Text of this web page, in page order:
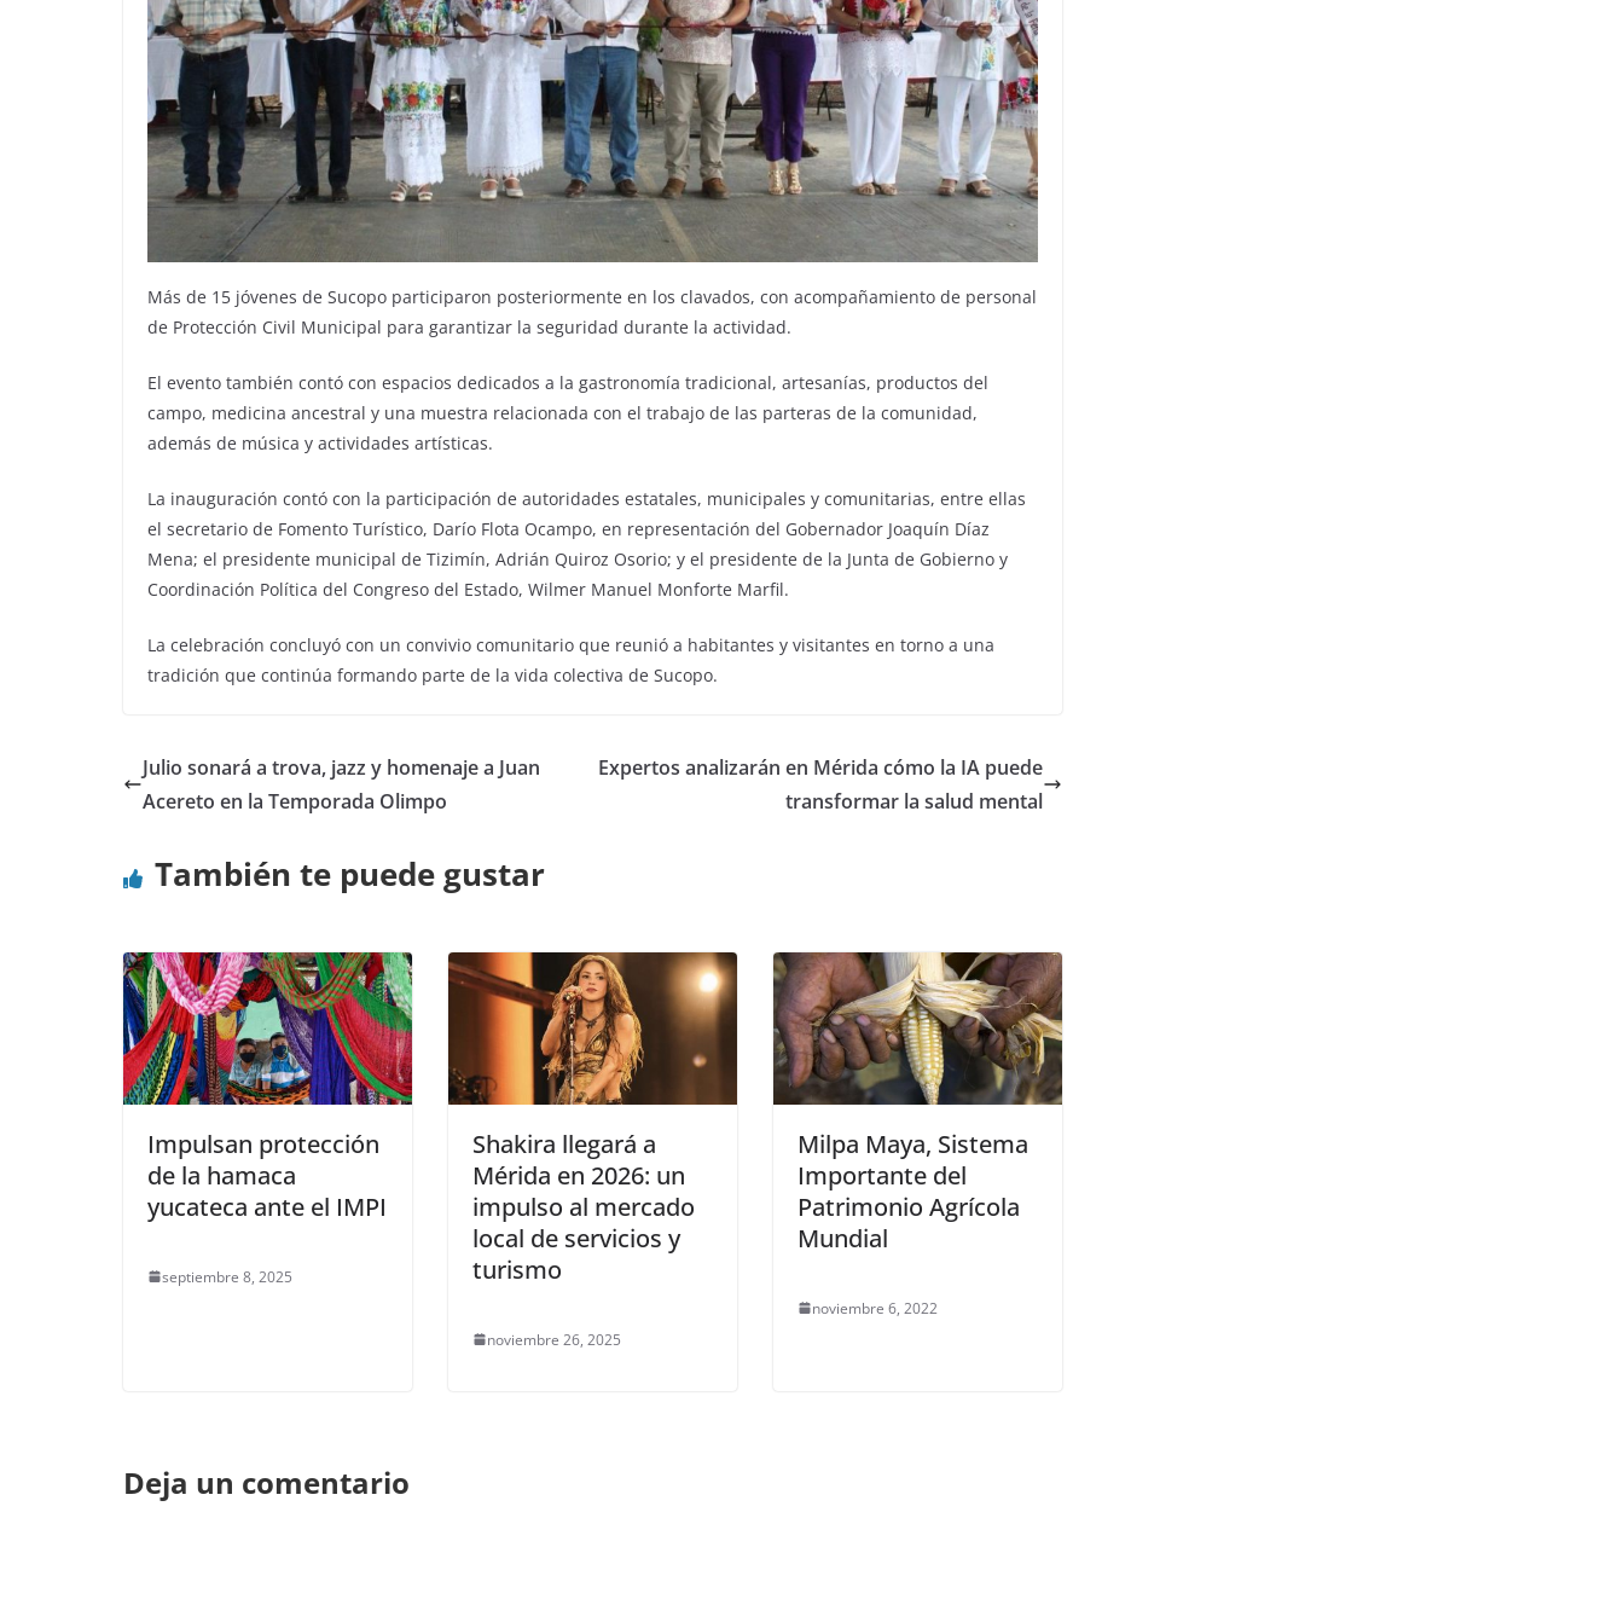
Más de 15 jóvenes de Sucopo participaron posteriormente en los clavados, con acompañamiento de personal
de Protección Civil Municipal para garantizar la seguridad durante la actividad.
El evento también contó con espacios dedicados a la gastronomía tradicional, artesanías, productos del
campo, medicina ancestral y una muestra relacionada con el trabajo de las parteras de la comunidad,
además de música y actividades artísticas.
La inauguración contó con la participación de autoridades estatales, municipales y comunitarias, entre ellas
el secretario de Fomento Turístico, Darío Flota Ocampo, en representación del Gobernador Joaquín Díaz
Mena; el presidente municipal de Tizimín, Adrián Quiroz Osorio; y el presidente de la Junta de Gobierno y
Coordinación Política del Congreso del Estado, Wilmer Manuel Monforte Marfil.
La celebración concluyó con un convivio comunitario que reunió a habitantes y visitantes en torno a una
tradición que continúa formando parte de la vida colectiva de Sucopo.
Julio sonará a trova, jazz y homenaje a Juan
Acereto en la Temporada Olimpo
Expertos analizarán en Mérida cómo la IA puede
transformar la salud mental
También te puede gustar
Impulsan protección
de la hamaca
yucateca ante el IMPI
septiembre 8, 2025
Shakira llegará a
Mérida en 2026: un
impulso al mercado
local de servicios y
turismo
noviembre 26, 2025
Milpa Maya, Sistema
Importante del
Patrimonio Agrícola
Mundial
noviembre 6, 2022
Deja un comentario